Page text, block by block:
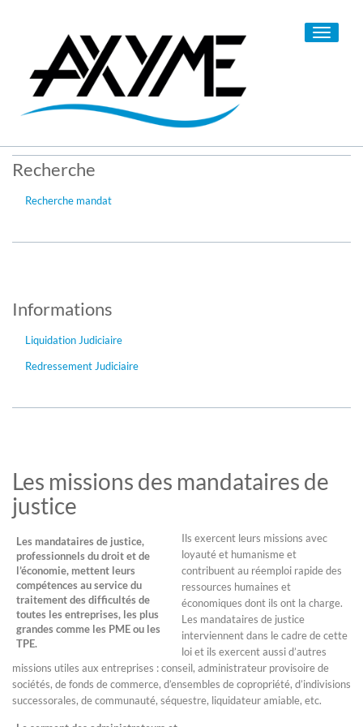
Toggle
Recherche
Recherche mandat
Informations
Liquidation Judiciaire
Redressement Judiciaire
Les missions des mandataires de
justice
Les mandataires de justice,
professionnels du droit et de
l’économie, mettent leurs
compétences au service du
traitement des difficultés de
toutes les entreprises, les plus
grandes comme les PME ou les
TPE.
Ils exercent leurs missions avec
loyauté et humanisme et
contribuent au réemploi rapide des
ressources humaines et
économiques dont ils ont la charge.
Les mandataires de justice
interviennent dans le cadre de cette
loi et ils exercent aussi d’autres
missions utiles aux entreprises : conseil, administrateur provisoire de
sociétés, de fonds de commerce, d’ensembles de copropriété, d’indivisions
successorales, de communauté, séquestre, liquidateur amiable, etc.